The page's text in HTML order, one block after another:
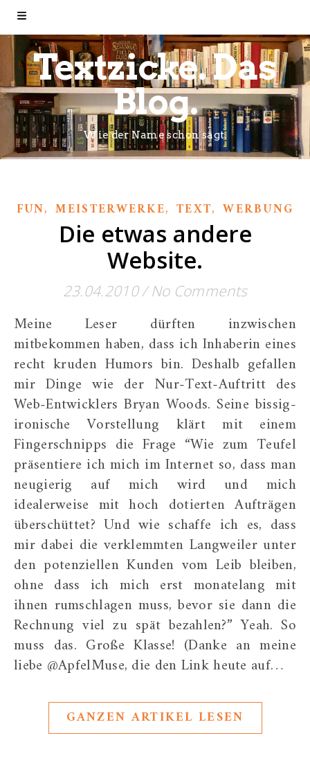
Textzicke. Das
Blog.
Wie der Name schon sagt.
FUN,MEISTERWERKE,TEXT,WERBUNG
Die etwas andere
Website.
23.04.2010/ No Comments
Meine Leser dürften inzwischen
mitbekommen haben, dass ich Inhaberin eines
recht kruden Humors bin. Deshalb gefallen
mir Dinge wie der Nur-Text-Auftritt des
Web-Entwicklers Bryan Woods. Seine bissig-
ironische Vorstellung klärt mit einem
Fingerschnipps die Frage “Wie zum Teufel
präsentiere ich mich im Internet so, dass man
neugierig auf mich wird und mich
idealerweise mit hoch dotierten Aufträgen
überschüttet? Und wie schaffe ich es, dass
mir dabei die verklemmten Langweiler unter
den potenziellen Kunden vom Leib bleiben,
ohne dass ich mich erst monatelang mit
ihnen rumschlagen muss, bevor sie dann die
Rechnung viel zu spät bezahlen?” Yeah. So
muss das. Große Klasse! (Danke an meine
liebe @ApfelMuse, die den Link heute auf…
GANZEN ARTIKEL LESEN